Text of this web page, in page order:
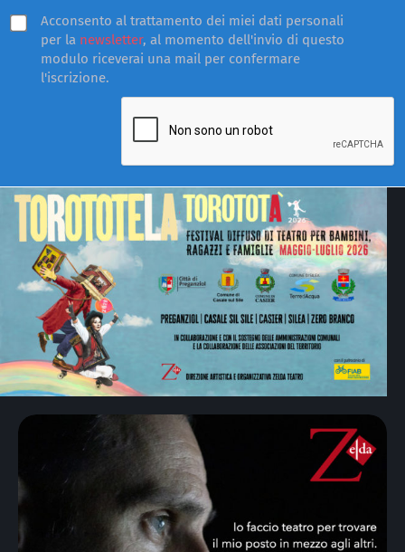
Acconsento al trattamento dei miei dati personali
per la newsletter, al momento dell'invio di questo
modulo riceverai una mail per confermare
l'iscrizione.